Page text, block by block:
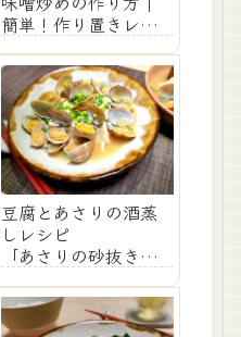
簡単！作り置きレシ
豆腐とあさりの酒蒸
しレシピ
「あさりの砂抜き方